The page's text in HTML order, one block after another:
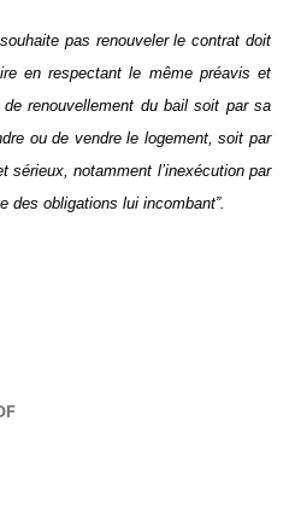
pas renouveler le contrat doit
en respectant le même préavis et
renouvellement du bail soit par sa
ou de vendre le logement, soit par
sérieux, notamment l’inexécution par
des obligations lui incombant”.